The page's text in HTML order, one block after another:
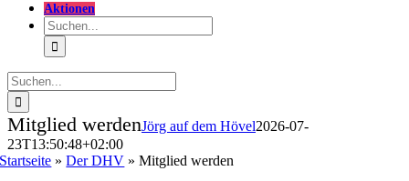
Aktionen
Suche
nach:
Suche
nach:
Mitglied werdenJörg auf dem Hövel2026-07-
23T13:50:48+02:00
Startseite »Der DHV »Mitglied werden